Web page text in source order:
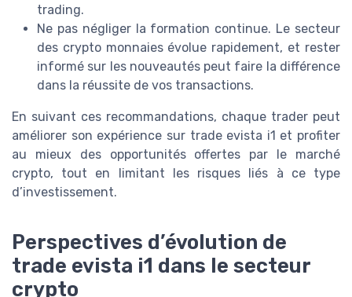
trading.
Ne pas négliger la formation continue. Le secteur
des crypto monnaies évolue rapidement, et rester
informé sur les nouveautés peut faire la différence
dans la réussite de vos transactions.
En suivant ces recommandations, chaque trader peut
améliorer son expérience sur trade evista i1 et profiter
au mieux des opportunités offertes par le marché
crypto, tout en limitant les risques liés à ce type
d’investissement.
Perspectives d’évolution de
trade evista i1 dans le secteur
crypto